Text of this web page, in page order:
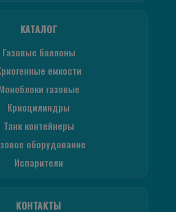
КАТАЛОГ
Газовые баллоны
емкости
газовые
Криоцилиндры
Танк контейнеры
оборудование
Испарители
КОНТАКТЫ